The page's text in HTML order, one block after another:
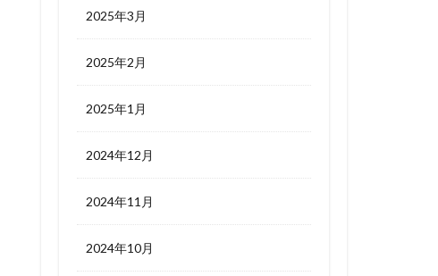
2025年3月
2025年2月
2025年1月
2024年12月
2024年11月
2024年10月